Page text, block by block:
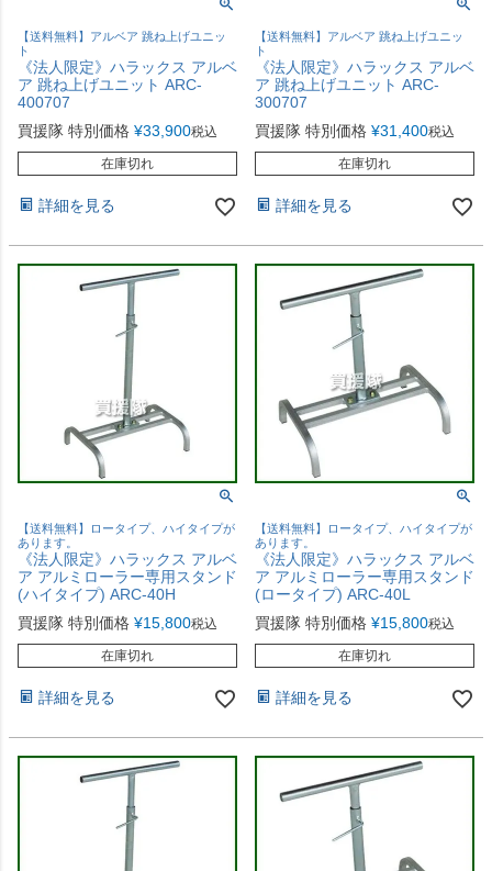
【送料無料】アルベア 跳ね上げユニッ
ト
《法人限定》ハラックス アルベ
ア 跳ね上げユニット ARC-
400707
買援隊 特別価格 ¥33,900税込
在庫切れ
詳細を見る
【送料無料】アルベア 跳ね上げユニッ
ト
《法人限定》ハラックス アルベ
ア 跳ね上げユニット ARC-
300707
買援隊 特別価格 ¥31,400税込
在庫切れ
詳細を見る
【送料無料】ロータイプ、ハイタイプが
あります。
《法人限定》ハラックス アルベ
ア アルミローラー専用スタンド
(ハイタイプ) ARC-40H
買援隊 特別価格 ¥15,800税込
在庫切れ
詳細を見る
【送料無料】ロータイプ、ハイタイプが
あります。
《法人限定》ハラックス アルベ
ア アルミローラー専用スタンド
(ロータイプ) ARC-40L
買援隊 特別価格 ¥15,800税込
在庫切れ
詳細を見る